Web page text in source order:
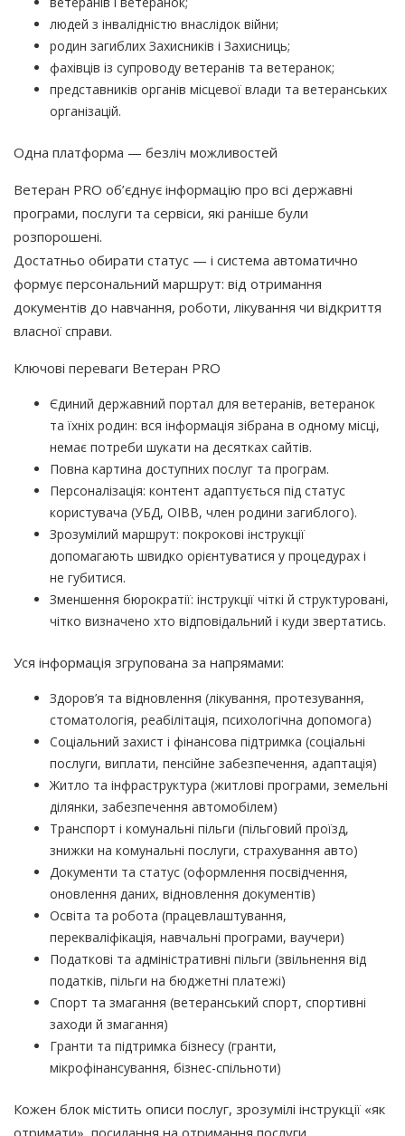
людей з інвалідністю внаслідок війни;
родин загиблих Захисників і Захисниць;
фахівців із супроводу ветеранів та ветеранок;
представників органів місцевої влади та ветеранських
організацій.
Одна платформа — безліч можливостей
Ветеран PRO об’єднує інформацію про всі державні
програми, послуги та сервіси, які раніше були
розпорошені.
Достатньо обирати статус — і система автоматично
формує персональний маршрут: від отримання
документів до навчання, роботи, лікування чи відкриття
власної справи.
Ключові переваги Ветеран PRO
Єдиний державний портал для ветеранів, ветеранок
та їхніх родин: вся інформація зібрана в одному місці,
немає потреби шукати на десятках сайтів.
Повна картина доступних послуг та програм.
Персоналізація: контент адаптується під статус
користувача (УБД, ОІВВ, член родини загиблого).
Зрозумілий маршрут: покрокові інструкції
допомагають швидко орієнтуватися у процедурах і
не губитися.
Зменшення бюрократії: інструкції чіткі й структуровані,
чітко визначено хто відповідальний і куди звертатись.
Уся інформація згрупована за напрямами:
Здоров’я та відновлення (лікування, протезування,
стоматологія, реабілітація, психологічна допомога)
Соціальний захист і фінансова підтримка (соціальні
послуги, виплати, пенсійне забезпечення, адаптація)
Житло та інфраструктура (житлові програми, земельні
ділянки, забезпечення автомобілем)
Транспорт і комунальні пільги (пільговий проїзд,
знижки на комунальні послуги, страхування авто)
Документи та статус (оформлення посвідчення,
оновлення даних, відновлення документів)
Освіта та робота (працевлаштування,
перекваліфікація, навчальні програми, ваучери)
Податкові та адміністративні пільги (звільнення від
податків, пільги на бюджетні платежі)
Спорт та змагання (ветеранський спорт, спортивні
заходи й змагання)
Гранти та підтримка бізнесу (гранти,
мікрофінансування, бізнес-спільноти)
Кожен блок містить описи послуг, зрозумілі інструкції «як
отримати», посилання на отримання послуги